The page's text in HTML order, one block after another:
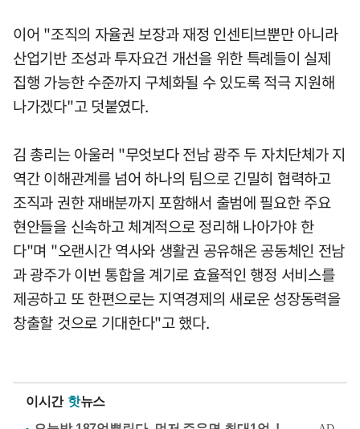
이어 "조직의 자율권 보장과 재정 인센티브뿐만 아니라
산업기반 조성과 투자요건 개선을 위한 특례들이 실제
집행 가능한 수준까지 구체화될 수 있도록 적극 지원해
나가겠다"고 덧붙였다.
김 총리는 아울러 "무엇보다 전남 광주 두 자치단체가 지
역간 이해관계를 넘어 하나의 팀으로 긴밀히 협력하고
조직과 권한 재배분까지 포함해서 출범에 필요한 주요
현안들을 신속하고 체계적으로 정리해 나아가야 한
다"며 "오랜시간 역사와 생활권 공유해온 공동체인 전남
과 광주가 이번 통합을 계기로 효율적인 행정 서비스를
제공하고 또 한편으로는 지역경제의 새로운 성장동력을
창출할 것으로 기대한다"고 했다.
이시간 핫뉴스